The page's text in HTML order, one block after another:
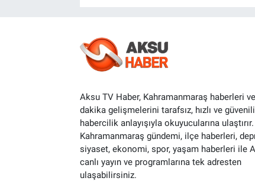
Aksu TV Haber, Kahramanmaraş haberleri
dakika gelişmelerini tarafsız, hızlı ve
habercilik anlayışıyla okuyucularına ulaştırır.
Kahramanmaraş gündemi, ilçe haberleri,
siyaset, ekonomi, spor, yaşam haberleri ile
canlı yayın ve programlarına tek adresten
ulaşabilirsiniz.